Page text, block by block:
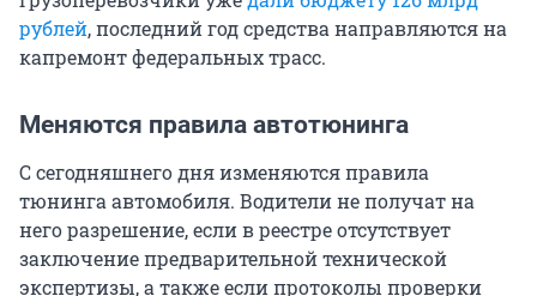
рублей, последний год средства направляются на
капремонт федеральных трасс.
Меняются правила автотюнинга
С сегодняшнего дня изменяются правила
тюнинга автомобиля. Водители не получат на
него разрешение, если в реестре отсутствует
заключение предварительной технической
экспертизы, а также если протоколы проверки